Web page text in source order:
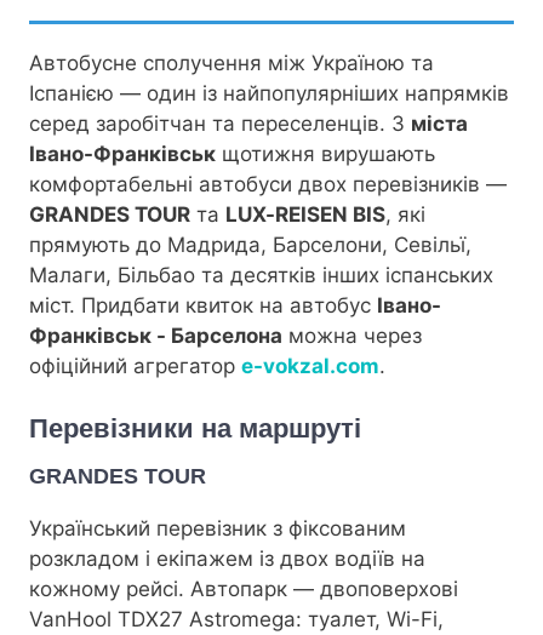
Автобусне сполучення між Україною та
Іспанією — один із найпопулярніших напрямків
серед заробітчан та переселенців. З міста
Івано-Франківськ щотижня вирушають
комфортабельні автобуси двох перевізників —
GRANDES TOUR та LUX-REISEN BIS, які
прямують до Мадрида, Барселони, Севільї,
Малаги, Більбао та десятків інших іспанських
міст. Придбати квиток на автобус Івано-
Франківськ - Барселона можна через
офіційний агрегатор e-vokzal.com.
Перевізники на маршруті
GRANDES TOUR
Український перевізник з фіксованим
розкладом і екіпажем із двох водіїв на
кожному рейсі. Автопарк — двоповерхові
VanHool TDX27 Astromega: туалет, Wi-Fi,